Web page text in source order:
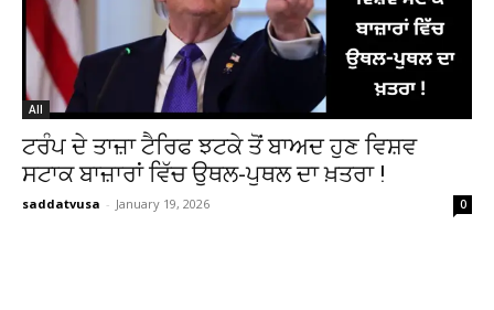
All
ਟਰੰਪ ਦੇ ਤਾਜ਼ਾ ਟੈਰਿਫ ਝਟਕੇ ਤੋਂ ਬਾਅਦ ਹੁਣ ਵਿਸ਼ਵ
ਸਟਾਕ ਬਾਜ਼ਾਰਾਂ ਵਿੱਚ ਉਥਲ-ਪੁਥਲ ਦਾ ਖ਼ਤਰਾ !
saddatvusa - January 19, 2026 0